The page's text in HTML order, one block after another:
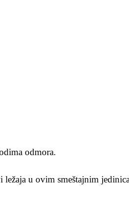
odmora.
u ovim smeštajnim